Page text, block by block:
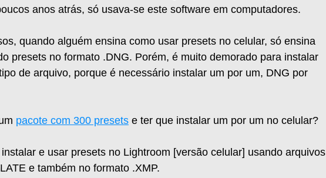
anos atrás, só usava-se este software em computadores.
quando alguém ensina como usar presets no celular, só ensina
presets no formato .DNG. Porém, é muito demorado para instalar
de arquivo, porque é necessário instalar um por um, DNG por
pacote com 300 presets e ter que instalar um por um no celular?
e usar presets no Lightroom [versão celular] usando arquivos
e também no formato .XMP.